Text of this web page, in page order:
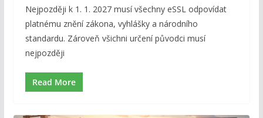
Nejpozději k 1. 1. 2027 musí všechny eSSL odpovídat
platnému znění zákona, vyhlášky a národního
standardu. Zároveň všichni určení původci musí
nejpozději
Read More